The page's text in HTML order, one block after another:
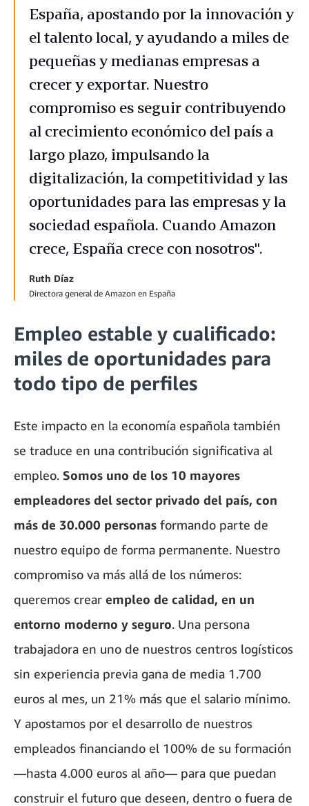
España, apostando por la innovación y
el talento local, y ayudando a miles de
pequeñas y medianas empresas a
crecer y exportar. Nuestro
compromiso es seguir contribuyendo
al crecimiento económico del país a
largo plazo, impulsando la
digitalización, la competitividad y las
oportunidades para las empresas y la
sociedad española. Cuando Amazon
crece, España crece con nosotros".
Ruth Díaz
Directora general de Amazon en España
Empleo estable y cualificado:
miles de oportunidades para
todo tipo de perfiles
Este impacto en la economía española también
se traduce en una contribución significativa al
empleo. Somos uno de los 10 mayores
empleadores del sector privado del país, con
más de 30.000 personas formando parte de
nuestro equipo de forma permanente. Nuestro
compromiso va más allá de los números:
queremos crear empleo de calidad, en un
entorno moderno y seguro. Una persona
trabajadora en uno de nuestros centros logísticos
sin experiencia previa gana de media 1.700
euros al mes, un 21% más que el salario mínimo.
Y apostamos por el desarrollo de nuestros
empleados financiando el 100% de su formación
—hasta 4.000 euros al año— para que puedan
construir el futuro que deseen, dentro o fuera de